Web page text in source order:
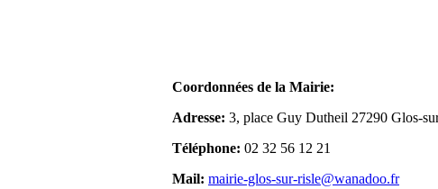
Coordonnées de la Mairie:
Adresse: 3, place Guy Dutheil 27290 Glos-
Téléphone: 02 32 56 12 21
Mail: mairie-glos-sur-risle@wanadoo.fr